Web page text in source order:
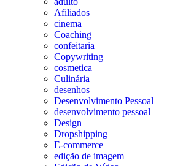
Afiliados
cinema
Coaching
confeitaria
Copywriting
cosmetica
Culinária
desenhos
Desenvolvimento Pessoal
desenvolvimento pessoal
Design
Dropshipping
E-commerce
edição de imagem